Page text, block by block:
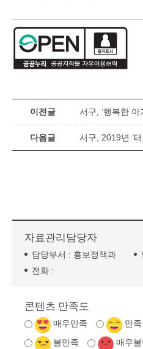
이전글 서구, ‘행복한 아
다음글 서구, 2019년 ‘
자료관리담당자
담당부서 : 홍보정책과
전화 :
콘텐츠 만족도
매우만족 만족
불만족 매우